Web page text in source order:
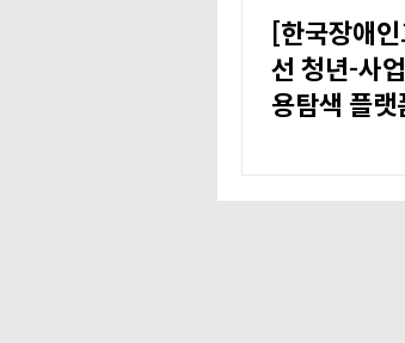
[한국장애
선 청년-사
용탐색 플랫